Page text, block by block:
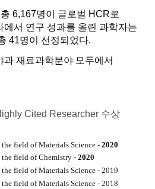
6,167명이 글로벌 HCR로
에서 연구 성과를 올린 과학자는
41명이 선정되었다.
재료과학분야 모두에서
Cited Researcher 수상
field of Materials Science - 2020
field of Chemistry - 2020
field of Materials Science - 2019
field of Materials Science - 2018